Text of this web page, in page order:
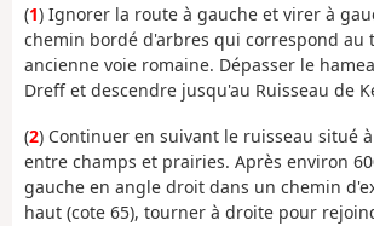
(1) Ignorer la route à gauche et virer à
chemin bordé d'arbres qui correspond au
ancienne voie romaine. Dépasser le
Dreff et descendre jusqu'au Ruisseau de
(2) Continuer en suivant le ruisseau situé
entre champs et prairies. Après environ
gauche en angle droit dans un chemin
haut (cote 65), tourner à droite pour